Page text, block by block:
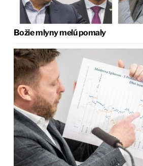
Božie mlyny melú pomaly